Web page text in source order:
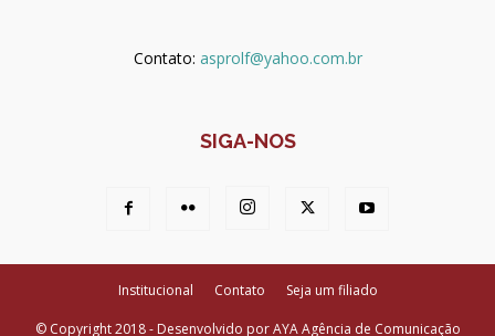
Contato: asprolf@yahoo.com.br
SIGA-NOS
Institucional Contato Seja um filiado
© Copyright 2018 - Desenvolvido por AYA Agência de Comunicação